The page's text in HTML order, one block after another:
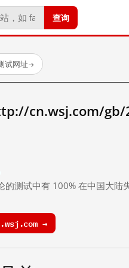
查询
试网址→
cn.wsj.com/
测试中有 100% 在中国大陆失
→